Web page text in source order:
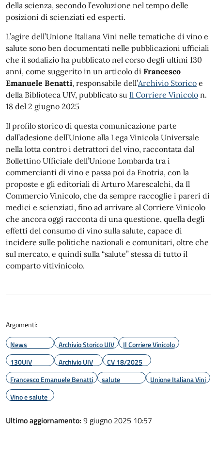
della scienza, secondo l’evoluzione nel tempo delle
posizioni di scienziati ed esperti.
L’agire dell’Unione Italiana Vini nelle tematiche di vino e
salute sono ben documentati nelle pubblicazioni ufficiali
che il sodalizio ha pubblicato nel corso degli ultimi 130
anni, come suggerito in un articolo di Francesco
Emanuele Benatti, responsabile dell’Archivio Storico e
della Biblioteca UIV, pubblicato su Il Corriere Vinicolo n.
18 del 2 giugno 2025
Il profilo storico di questa comunicazione parte
dall’adesione dell’Unione alla Lega Vinicola Universale
nella lotta contro i detrattori del vino, raccontata dal
Bollettino Ufficiale dell’Unione Lombarda tra i
commercianti di vino e passa poi da Enotria, con la
proposte e gli editoriali di Arturo Marescalchi, da Il
Commercio Vinicolo, che da sempre raccoglie i pareri di
medici e scienziati, fino ad arrivare al Corriere Vinicolo
che ancora oggi racconta di una questione, quella degli
effetti del consumo di vino sulla salute, capace di
incidere sulle politiche nazionali e comunitari, oltre che
sul mercato, e quindi sulla “salute” stessa di tutto il
comparto vitivinicolo.
Argomenti:
News
Archivio Storico UIV
Il Corriere Vinicolo
130UIV
Archivio UIV
CV 18/2025
Francesco Emanuele Benatti
salute
Unione Italiana Vini
Vino e salute
Ultimo aggiornamento: 9 giugno 2025 10:57